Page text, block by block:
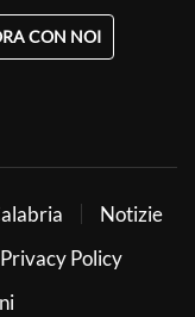
CON NOI
Notizie
Privacy Policy